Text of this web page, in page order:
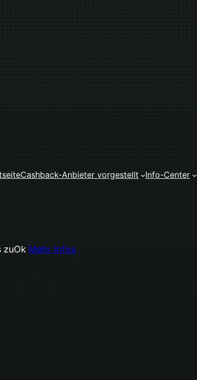
Cashback-Anbieter vorgestellt Info-Center
zuOk Mehr Infos